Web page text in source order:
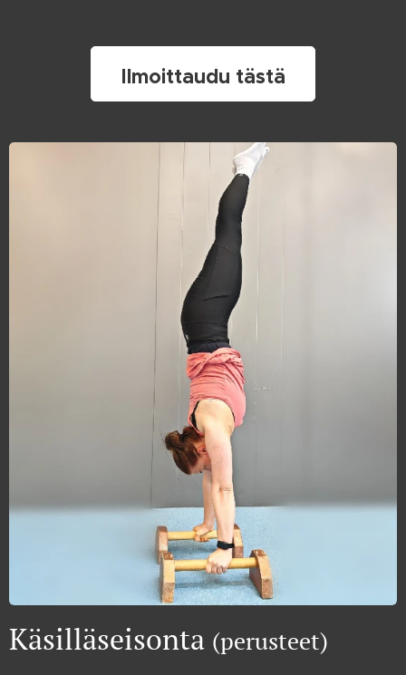
Ilmoittaudu tästä
Käsilläseisonta (perusteet)